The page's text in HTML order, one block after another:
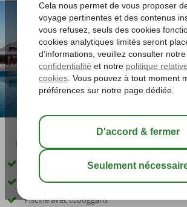
03:45
Entouré d'un jardin
Chambres de luxe
Piscine avec toboggans